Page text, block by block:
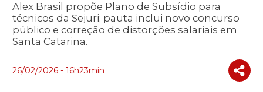
Alex Brasil propõe Plano de Subsídio para
técnicos da Sejuri; pauta inclui novo concurso
público e correção de distorções salariais em
Santa Catarina.
26/02/2026 - 16h23min